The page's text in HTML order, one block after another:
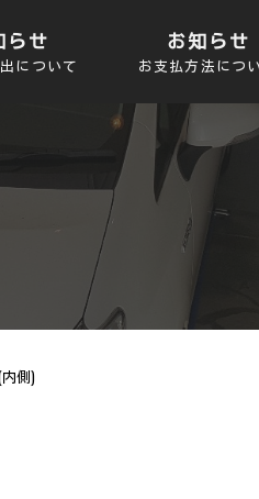
らせ
について
お知らせ
お支払方法につ
側)